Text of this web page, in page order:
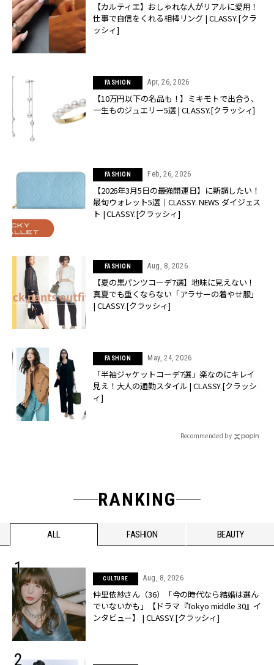
【カルティエ】おしゃれな人がリアルに愛用！
仕事で自信をくれる相棒リング | CLASSY.[クラ
ッシィ]
FASHION Apr, 26, 2026
【10万円以下の名品も！】ミキモトで出合う、
一生ものジュエリー5選 | CLASSY.[クラッシィ]
FASHION Feb, 26, 2026
【2026年3月5日の最強開運日】に新調したい！
最旬ウォレット5選｜CLASSY. NEWS ダイジェス
ト | CLASSY.[クラッシィ]
FASHION Aug, 8, 2026
【夏の黒パンツコーデ7選】地味に見えない！
真夏でも重くならない「アラサーの着やせ服」
| CLASSY.[クラッシィ]
FASHION May, 24, 2026
「半袖ジャケットコーデ7選」楽なのにキレイ
見え！大人の通勤スタイル | CLASSY.[クラッシ
ィ]
Recommended by
RANKING
ALL FASHION BEAUTY
CULTURE Aug, 8, 2026
仲里依紗さん（36）「今の時代なら結婚は選ん
でいないかも」【ドラマ『Tokyo middle 30』イ
ンタビュー】 | CLASSY.[クラッシィ]